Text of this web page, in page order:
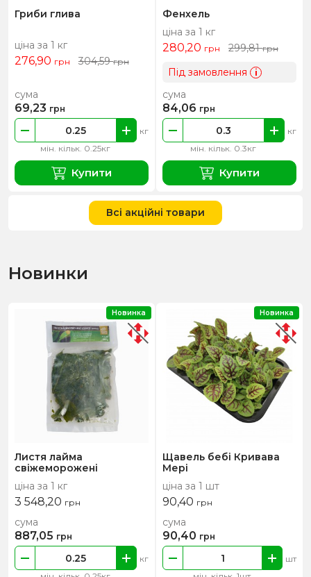
Гриби глива
ціна за 1 кг
276,90 грн 304,59грн
мін. кільк. 0.25кг
кг
сума
69,23 грн
Купити
Фенхель
ціна за 1 кг
280,20 грн 299,81грн
Під замовлення i
мін. кільк. 0.3кг
кг
сума
84,06 грн
Купити
Всі акційні товари
Новинки
Листя лайма
свіжеморожені
ціна за 1 кг
3 548,20 грн
кг
сума
887,05 грн
Новинка
Щавель бебі Кривава
Мері
ціна за 1 шт
90,40 грн
шт
сума
90,40 грн
Новинка